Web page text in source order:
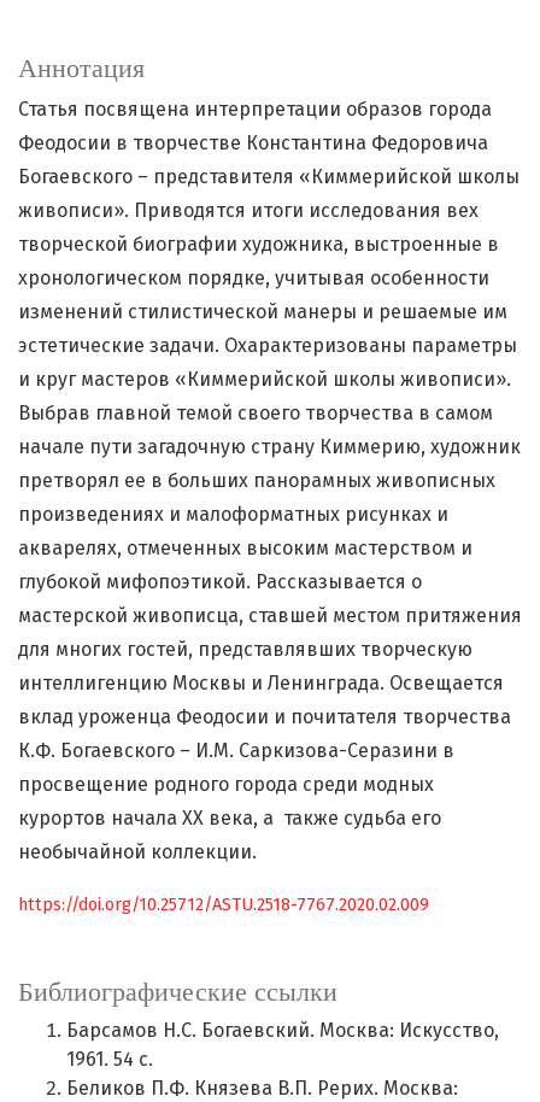
Аннотация
Статья посвящена интерпретации образов города
Феодосии в творчестве Константина Федоровича
Богаевского – представителя «Киммерийской школы
живописи». Приводятся итоги исследования вех
творческой биографии художника, выстроенные в
хронологическом порядке, учитывая особенности
изменений стилистической манеры и решаемые им
эстетические задачи. Охарактеризованы параметры
и круг мастеров «Киммерийской школы живописи».
Выбрав главной темой своего творчества в самом
начале пути загадочную страну Киммерию, художник
претворял ее в больших панорамных живописных
произведениях и малоформатных рисунках и
акварелях, отмеченных высоким мастерством и
глубокой мифопоэтикой. Рассказывается о
мастерской живописца, ставшей местом притяжения
для многих гостей, представлявших творческую
интеллигенцию Москвы и Ленинграда. Освещается
вклад уроженца Феодосии и почитателя творчества
К.Ф. Богаевского – И.М. Саркизова-Серазини в
просвещение родного города среди модных
курортов начала ХХ века, а также судьба его
необычайной коллекции.
https://doi.org/10.25712/ASTU.2518-7767.2020.02.009
Библиографические ссылки
Барсамов Н.С. Богаевский. Москва: Искусство,
1961. 54 с.
Беликов П.Ф. Князева В.П. Рерих. Москва: